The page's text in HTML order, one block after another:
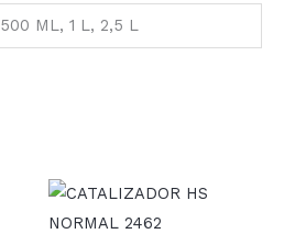
500 ML, 1 L, 2,5 L
Rango